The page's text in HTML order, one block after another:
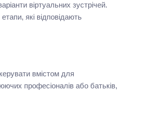
віртуальних зустрічей.
які відповідають
вмістом для
професіоналів або батьків,